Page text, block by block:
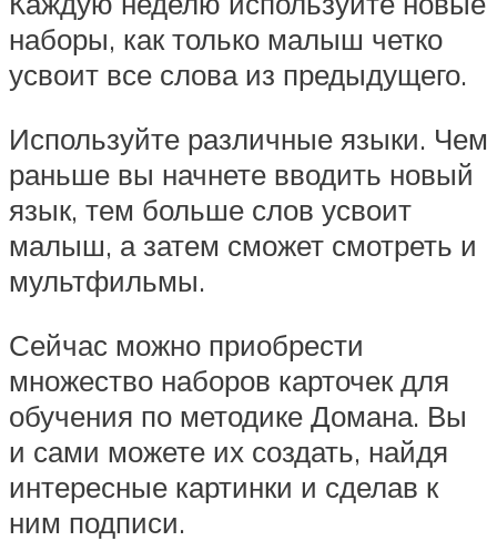
наборы, как только малыш четко
усвоит все слова из предыдущего.
Используйте различные языки. Чем
раньше вы начнете вводить новый
язык, тем больше слов усвоит
малыш, а затем сможет смотреть и
мультфильмы.
Сейчас можно приобрести
множество наборов карточек для
обучения по методике Домана. Вы
и сами можете их создать, найдя
интересные картинки и сделав к
ним подписи.